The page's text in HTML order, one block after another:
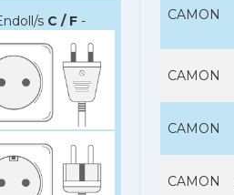
s C / F- CAMON
CAMON
CAMON
CAMON